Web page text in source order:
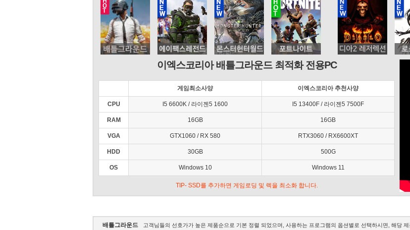
이엑스코리아 배틀그라운드 최적화 전용PC
게임최소사양 이엑스코리아 추천사양
CPU I5 6600K / 라이젠5 1600 I5 13400F / 라이젠5 7500F
RAM 16GB 16GB
VGA GTX1060 / RX 580 RTX3060 / RX6600XT
HDD 30GB 500G
OS Windows 10 Windows 11
TIP- SSD를 추가하면 게임로딩 및 렉을 최소화 합니다.
배틀그라운드 고객님들의 선호가가 높은 제품순으로 기본 정렬 되었으며, 사용하는 프로그램의 옵션별로 선택하시면, 해당